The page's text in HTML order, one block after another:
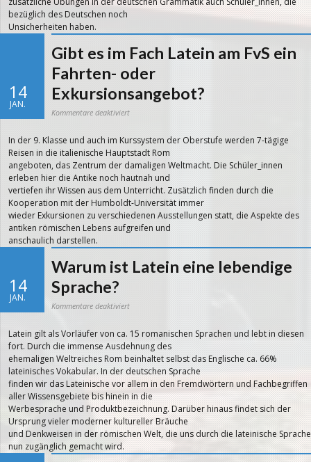
bezüglich des Deutschen noch
Unsicherheiten haben.
14
JAN.
Gibt es im Fach Latein am FvS ein
Fahrten- oder
Exkursionsangebot?
Kommentare deaktiviertfür
Fach
Latein
am
ein
Fahrten-
oder
Exkursionsangebot?
In der 9. Klasse und auch im Kurssystem der Oberstufe werden 7-tägige
Reisen in die italienische Hauptstadt Rom
angeboten, das Zentrum der damaligen Weltmacht. Die Schüler_innen
erleben hier die Antike noch hautnah und
vertiefen ihr Wissen aus dem Unterricht. Zusätzlich finden durch die
Kooperation mit der Humboldt-Universität immer
wieder Exkursionen zu verschiedenen Ausstellungen statt, die Aspekte des
antiken römischen Lebens aufgreifen und
anschaulich darstellen.
14
JAN.
Warum ist Latein eine lebendige
Sprache?
Kommentare deaktiviertfür
eine
lebendige
Sprache?
Latein gilt als Vorläufer von ca. 15 romanischen Sprachen und lebt in diesen
fort. Durch die immense Ausdehnung des
ehemaligen Weltreiches Rom beinhaltet selbst das Englische ca. 66%
lateinisches Vokabular. In der deutschen Sprache
finden wir das Lateinische vor allem in den Fremdwörtern und Fachbegriffen
aller Wissensgebiete bis hinein in die
Werbesprache und Produktbezeichnung. Darüber hinaus findet sich der
Ursprung vieler moderner kultureller Bräuche
und Denkweisen in der römischen Welt, die uns durch die lateinische Sprache
nun zugänglich gemacht wird.